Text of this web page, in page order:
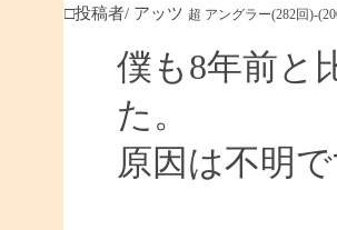
□投稿者/ アッツ 超 アングラー(282回)-
僕も8年前と
た。
原因は不明